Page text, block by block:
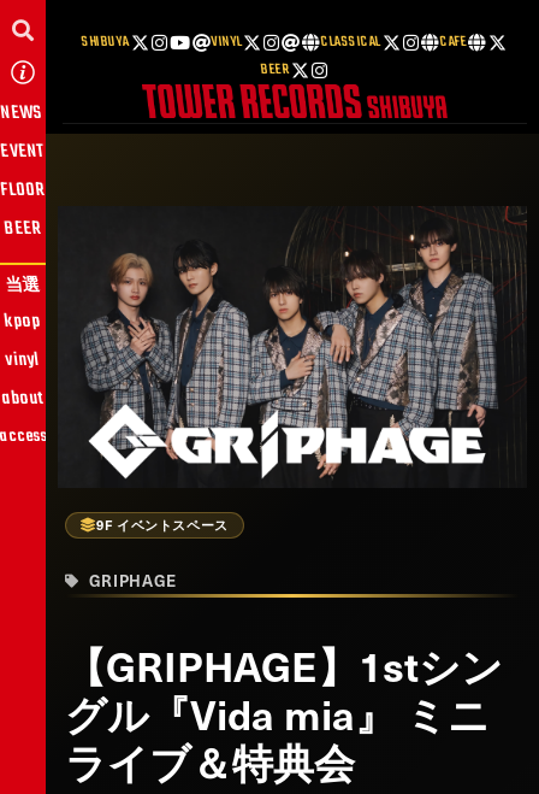
SHIBUYA VINYL CLASSICAL
CAFE
BEER
NEWS
EVENT
当選
FLOOR
BEER
kpop
vinyl
about
9F イベントスペース
GRIPHAGE
【GRIPHAGE】1stシン
グル『Vida mia』 ミニ
ライブ＆特典会